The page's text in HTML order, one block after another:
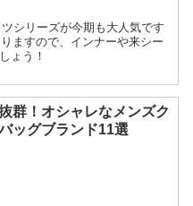
シリーズが今期も大人気です
ますので、インナーや来シー
ょう！
群！オシャレなメンズク
ッグブランド11選